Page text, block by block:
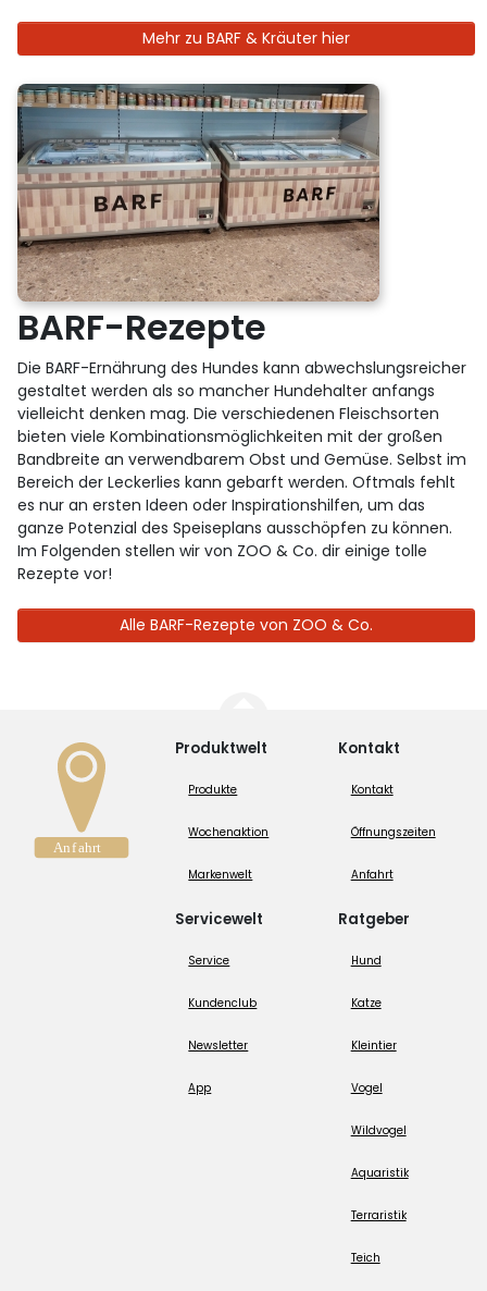
Mehr zu BARF & Kräuter hier
BARF-Rezepte
Die BARF-Ernährung des Hundes kann abwechslungsreicher
gestaltet werden als so mancher Hundehalter anfangs
vielleicht denken mag. Die verschiedenen Fleischsorten
bieten viele Kombinationsmöglichkeiten mit der großen
Bandbreite an verwendbarem Obst und Gemüse. Selbst im
Bereich der Leckerlies kann gebarft werden. Oftmals fehlt
es nur an ersten Ideen oder Inspirationshilfen, um das
ganze Potenzial des Speiseplans ausschöpfen zu können.
Im Folgenden stellen wir von ZOO & Co. dir einige tolle
Rezepte vor!
Alle BARF-Rezepte von ZOO & Co.
Produktwelt
Produkte
Wochenaktion
Markenwelt
Servicewelt
Service
Kundenclub
Newsletter
App
Kontakt
Kontakt
Öffnungszeiten
Anfahrt
Ratgeber
Hund
Katze
Kleintier
Vogel
Wildvogel
Aquaristik
Terraristik
Teich